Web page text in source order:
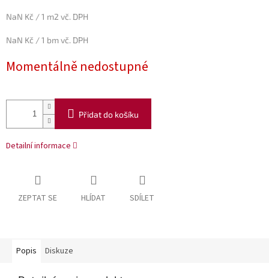
cena:
NaN Kč / 1 m2 vč. DPH
NaN Kč / 1 bm vč. DPH
Momentálně nedostupné
Přidat do košíku
Detailní informace
ZEPTAT SE HLÍDAT SDÍLET
Popis Diskuze